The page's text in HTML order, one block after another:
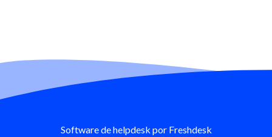
Software de helpdesk por Freshdesk